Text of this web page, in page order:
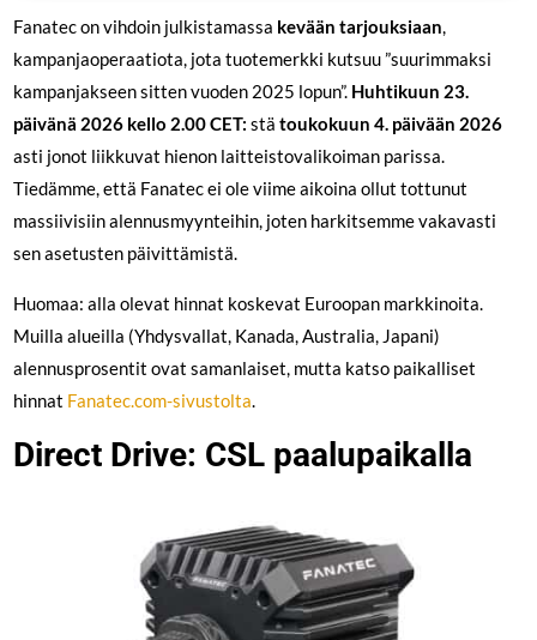
Fanatec on vihdoin julkistamassa kevään tarjouksiaan,
kampanjaoperaatiota, jota tuotemerkki kutsuu ”suurimmaksi
kampanjakseen sitten vuoden 2025 lopun”. Huhtikuun 23.
päivänä 2026 kello 2.00 CET: stätoukokuun 4. päivään 2026
asti jonot liikkuvat hienon laitteistovalikoiman parissa.
Tiedämme, että Fanatec ei ole viime aikoina ollut tottunut
massiivisiin alennusmyynteihin, joten harkitsemme vakavasti
sen asetusten päivittämistä.
Huomaa: alla olevat hinnat koskevat Euroopan markkinoita.
Muilla alueilla (Yhdysvallat, Kanada, Australia, Japani)
alennusprosentit ovat samanlaiset, mutta katso paikalliset
hinnat Fanatec.com-sivustolta.
Direct Drive: CSL paalupaikalla